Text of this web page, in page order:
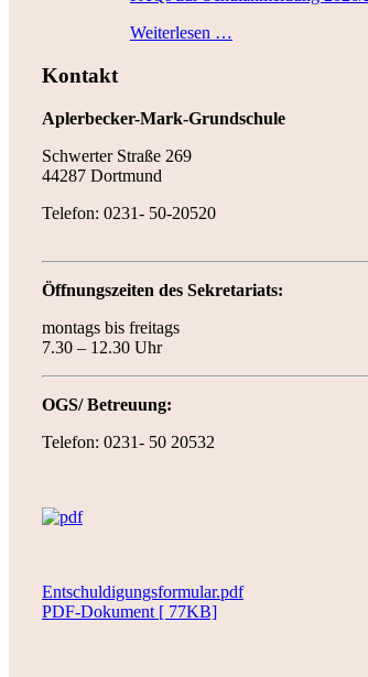
Weiterlesen …
Kontakt
Aplerbecker-Mark-Grundschule
Schwerter Straße 269
44287 Dortmund
Telefon: 0231- 50-20520
Öffnungszeiten des Sekretariats:
montags bis freitags
7.30 – 12.30 Uhr
OGS/ Betreuung:
Telefon: 0231- 50 20532
Entschuldigungsformular.pdf
PDF-Dokument [ 77KB]